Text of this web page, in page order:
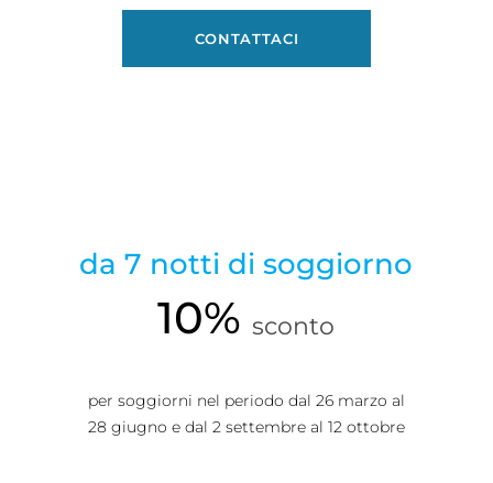
CONTATTACI
da 7 notti di soggiorno
10% sconto
per soggiorni nel periodo dal 26 marzo al
28 giugno e dal 2 settembre al 12 ottobre